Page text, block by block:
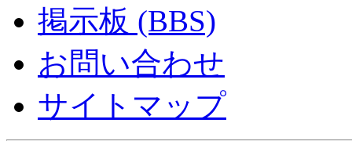
掲示板 (BBS)
お問い合わせ
サイトマップ